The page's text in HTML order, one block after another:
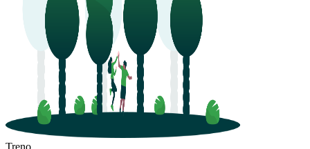
Treno